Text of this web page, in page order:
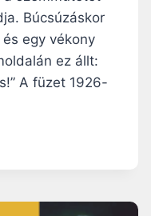
Búcsúzáskor
egy vékony
ez állt:
A füzet 1926-